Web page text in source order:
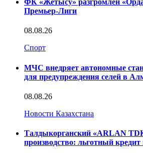
ФК «Жетысу» разгромлен
Премьер-Лиги
08.08.26
Спорт
МЧС внедряет автономные
для предупреждения селей в
08.08.26
Новости Казахстана
Талдыкорганский «ARLAN
производство: льготный